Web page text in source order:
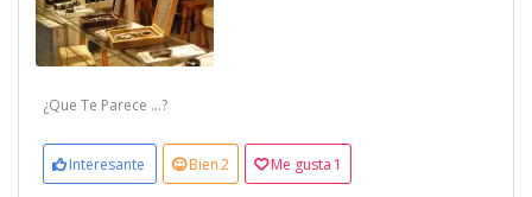
¿Que Te Parece ...?
Interesante Bien2 Me gusta 1